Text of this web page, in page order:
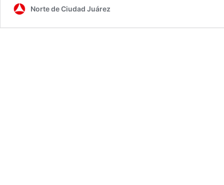
Norte de Ciudad Juárez